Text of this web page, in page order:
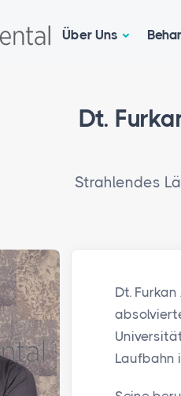
Über Uns
Dt.
Strahlendes
Dt.
Laufbahn